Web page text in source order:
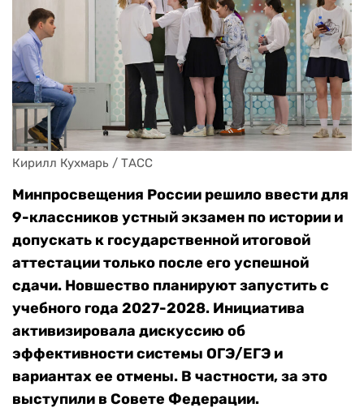
Кирилл Кухмарь / ТАСС
Минпросвещения России решило ввести для
9-классников устный экзамен по истории и
допускать к государственной итоговой
аттестации только после его успешной
сдачи. Новшество планируют запустить с
учебного года 2027-2028. Инициатива
активизировала дискуссию об
эффективности системы ОГЭ/ЕГЭ и
вариантах ее отмены. В частности, за это
выступили в Совете Федерации.